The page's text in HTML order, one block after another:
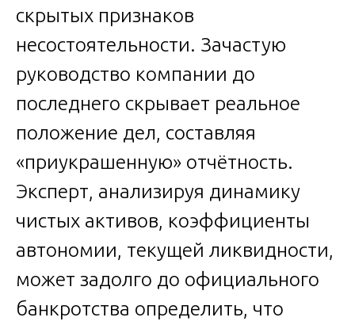
скрытых признаков
несостоятельности. Зачастую
руководство компании до
последнего скрывает реальное
положение дел, составляя
«приукрашенную» отчётность.
Эксперт, анализируя динамику
чистых активов, коэффициенты
автономии, текущей ликвидности,
может задолго до официального
банкротства определить, что